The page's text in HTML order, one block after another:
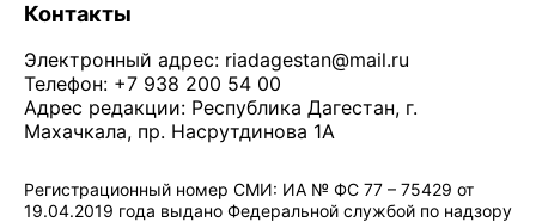
Контакты
Электронный адрес: riadagestan@mail.ru
Телефон: +7 938 200 54 00
Адрес редакции: Республика Дагестан, г.
Махачкала, пр. Насрутдинова 1А
Регистрационный номер СМИ: ИА № ФС 77 – 75429 от
19.04.2019 года выдано Федеральной службой по надзору